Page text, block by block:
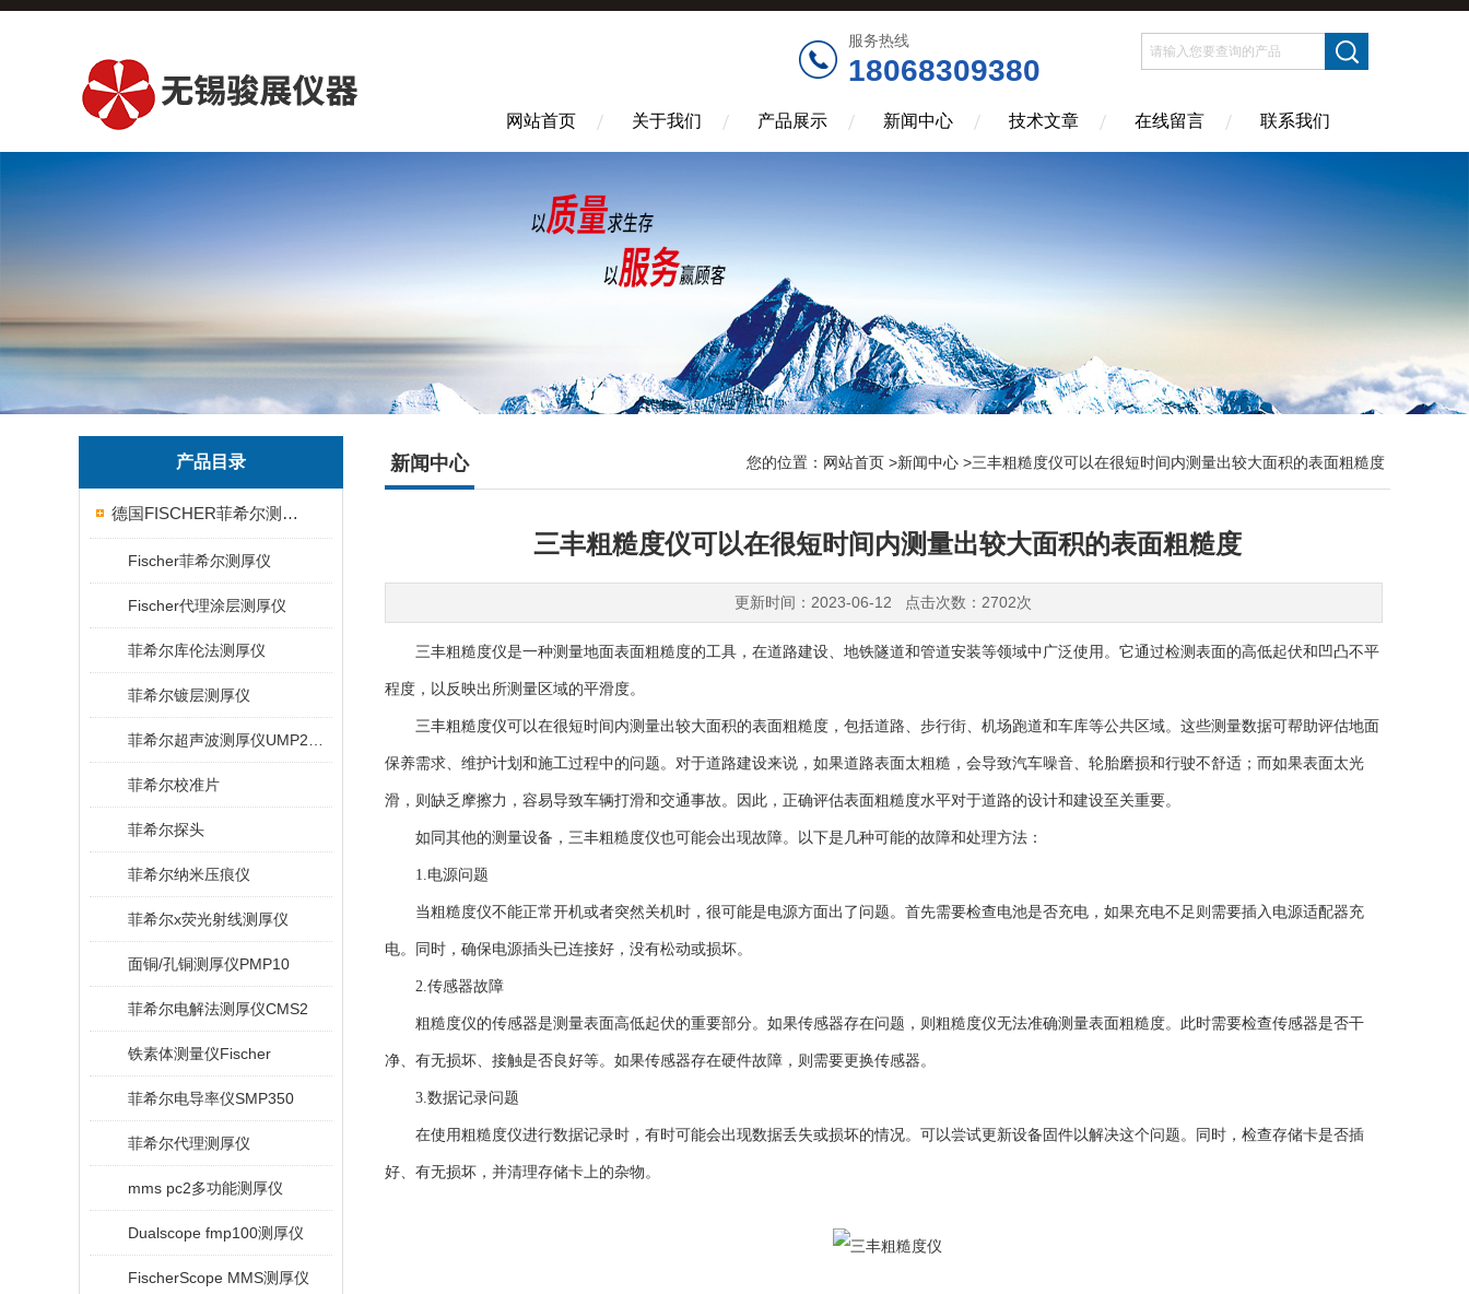
服务热线
18068309380
网站首页 关于我们 产品展示 新闻中心 技术文章 在线留言 联系我们
产品目录
德国FISCHER菲希尔测厚仪
Fischer菲希尔测厚仪
Fischer代理涂层测厚仪
菲希尔库伦法测厚仪
菲希尔镀层测厚仪
菲希尔校准片
菲希尔探头
菲希尔纳米压痕仪
菲希尔x荧光射线测厚仪
面铜/孔铜测厚仪PMP10
菲希尔电解法测厚仪CMS2
铁素体测量仪Fischer
菲希尔电导率仪SMP350
菲希尔代理测厚仪
mms pc2多功能测厚仪
Dualscope fmp100测厚仪
FischerScope MMS测厚仪
新闻中心 您的位置： 网站首页 >新闻中心 >三丰粗糙度仪可以在很短时间内测量出较大面积的表面粗糙度
三丰粗糙度仪可以在很短时间内测量出较大面积的表面粗糙度
更新时间：2023-06-12 点击次数：2702次
三丰粗糙度仪是一种测量地面表面粗糙度的工具，在道路建设、地铁隧道和管道安装等领域中广泛使用。它通过检测表面的高低起伏和凹凸不平
程度，以反映出所测量区域的平滑度。
三丰粗糙度仪可以在很短时间内测量出较大面积的表面粗糙度，包括道路、步行街、机场跑道和车库等公共区域。这些测量数据可帮助评估地面
保养需求、维护计划和施工过程中的问题。对于道路建设来说，如果道路表面太粗糙，会导致汽车噪音、轮胎磨损和行驶不舒适；而如果表面太光
滑，则缺乏摩擦力，容易导致车辆打滑和交通事故。因此，正确评估表面粗糙度水平对于道路的设计和建设至关重要。
如同其他的测量设备，三丰粗糙度仪也可能会出现故障。以下是几种可能的故障和处理方法：
1.电源问题
当粗糙度仪不能正常开机或者突然关机时，很可能是电源方面出了问题。首先需要检查电池是否充电，如果充电不足则需要插入电源适配器充
电。同时，确保电源插头已连接好，没有松动或损坏。
2.传感器故障
粗糙度仪的传感器是测量表面高低起伏的重要部分。如果传感器存在问题，则粗糙度仪无法准确测量表面粗糙度。此时需要检查传感器是否干
净、有无损坏、接触是否良好等。如果传感器存在硬件故障，则需要更换传感器。
3.数据记录问题
在使用粗糙度仪进行数据记录时，有时可能会出现数据丢失或损坏的情况。可以尝试更新设备固件以解决这个问题。同时，检查存储卡是否插
好、有无损坏，并清理存储卡上的杂物。